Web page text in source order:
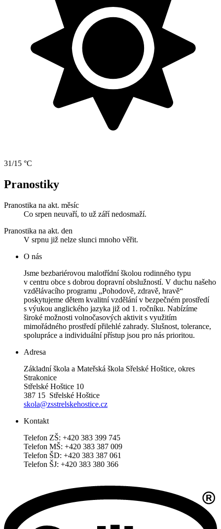
31/15 °C
Pranostiky
Pranostika na akt. měsíc
Co srpen neuvaří, to už září nedosmaží.
Pranostika na akt. den
V srpnu již nelze slunci mnoho věřit.
O nás
Jsme bezbariérovou malotřídní školou rodinného typu
v centru obce s dobrou dopravní obslužností. V duchu našeho
vzdělávacího programu „Pohodově, zdravě, hravě“
poskytujeme dětem kvalitní vzdělání v bezpečném prostředí
s výukou anglického jazyka již od 1. ročníku. Nabízíme
široké možnosti volnočasových aktivit s využitím
mimořádného prostředí přilehlé zahrady. Slušnost, tolerance,
spolupráce a individuální přístup jsou pro nás prioritou.
Adresa
Základní škola a Mateřská škola Sřelské Hoštice, okres
Strakonice
Střelské Hoštice 10
387 15 Střelské Hoštice
skola@zsstrelskehostice.cz
Kontakt
Telefon ZŠ: +420 383 399 745
Telefon MŠ: +420 383 387 009
Telefon ŠD: +420 383 387 061
Telefon ŠJ: +420 383 380 366